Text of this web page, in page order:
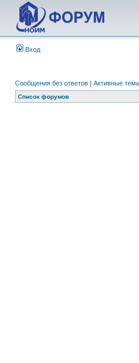
Вход
Сообщения без ответов | Активные
Список форумов